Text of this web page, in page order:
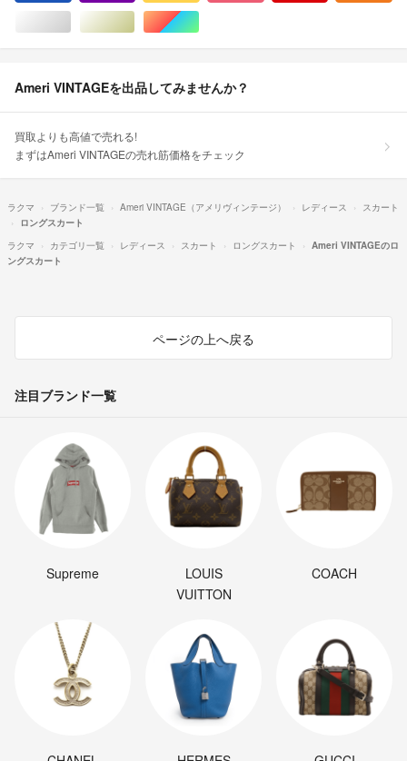
シルバー/銀色系ゴールド/金色系マルチカラー
Ameri VINTAGEを出品してみませんか？
買取よりも高値で売れる!
まずはAmeri VINTAGEの売れ筋価格をチェック
ラクマ ブランド一覧 Ameri VINTAGE（アメリヴィンテージ） レディース
スカート
ロングスカート
ラクマ
カテゴリ一覧 レディース スカート ロングスカート
Ameri VINTAGEのロ
ングスカート
ページの上へ戻る
注目ブランド一覧
Supreme
LOUIS
VUITTON
COACH